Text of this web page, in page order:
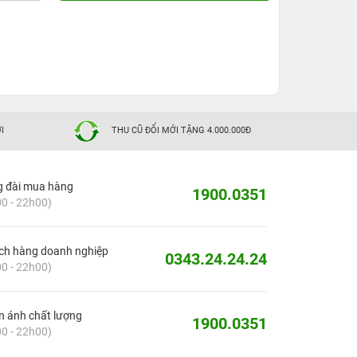
THU CŨ ĐỔI MỚI TẶNG 4.000.000Đ
đài mua hàng
- 22h00)
1900.0351
hàng doanh nghiệp
- 22h00)
0343.24.24.24
ánh chất lượng
- 22h00)
1900.0351